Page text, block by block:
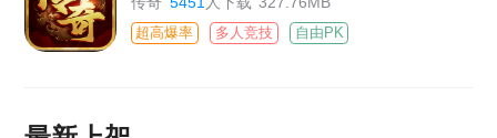
超高爆率 多人竞技 自由PK